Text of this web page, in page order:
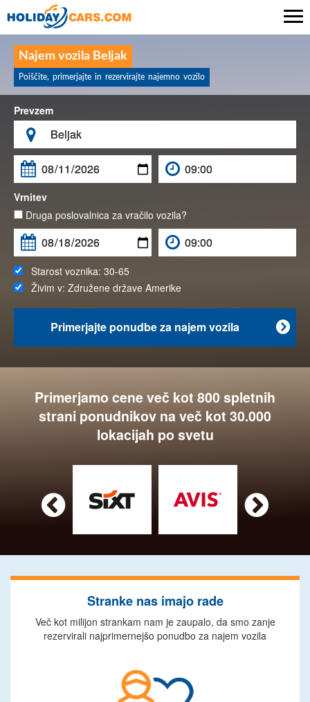
Najem vozila Beljak
Poiščite, primerjajte in rezervirajte najemno vozilo
Prevzem


Vrnitev
Druga poslovalnica za vračilo vozila?
Starost voznika: 30-65
Živim v: Združene države Amerike

Primerjajte ponudbe za najem vozila
Primerjamo cene več kot 800 spletnih
strani ponudnikov na več kot 30.000
lokacijah po svetu
 
Stranke nas imajo rade
Več kot milijon strankam nam je zaupalo, da smo zanje
rezervirali najprimernejšo ponudbo za najem vozila